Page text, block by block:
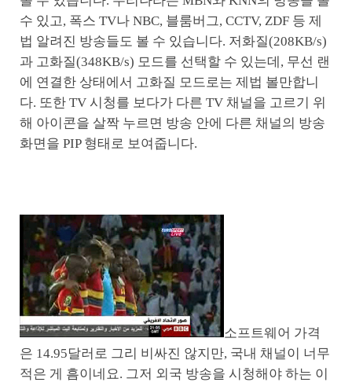
수 있고, 폭스 TV나 NBC, 블룸버그, CCTV, ZDF 등 제
법 알려진 방송들도 볼 수 있습니다. 저화질(208KB/s)
과 고화질(348KB/s) 모드를 선택할 수 있는데, 무선 랜
에 연결한 상태에서 고화질 모드로는 제법 볼만합니
다. 또한 TV 시청를 보다가 다른 TV 채널을 고르기 위
해 아이콘을 살짝 누르면 방송 안에 다른 채널의 방송
화면을 PIP 형태로 보여줍니다.
소프트웨어 가격
은 14.95달러로 그리 비싸진 않지만, 국내 채널이 너무
적은 게 흠이네요. 그저 외국 방송을 시청해야 하는 이